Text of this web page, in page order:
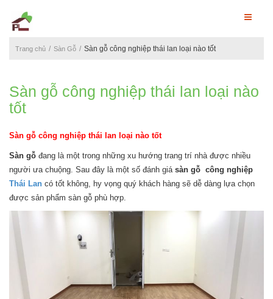
Trang chủ Sàn Gỗ Sàn gỗ công nghiệp thái lan loại nào tốt
Sàn gỗ công nghiệp thái lan loại nào
tốt
Sàn gỗ công nghiệp thái lan loại nào tốt
Sàn gỗ đang là một trong những xu hướng trang trí nhà được nhiều
người ưa chuộng. Sau đây là một số đánh giá sàn gỗ công nghiệp
Thái Lan có tốt không, hy vọng quý khách hàng sẽ dễ dàng lựa chọn
được sản phẩm sàn gỗ phù hợp.